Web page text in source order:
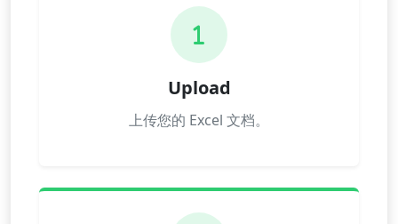
1
Upload
上传您的 Excel 文档。